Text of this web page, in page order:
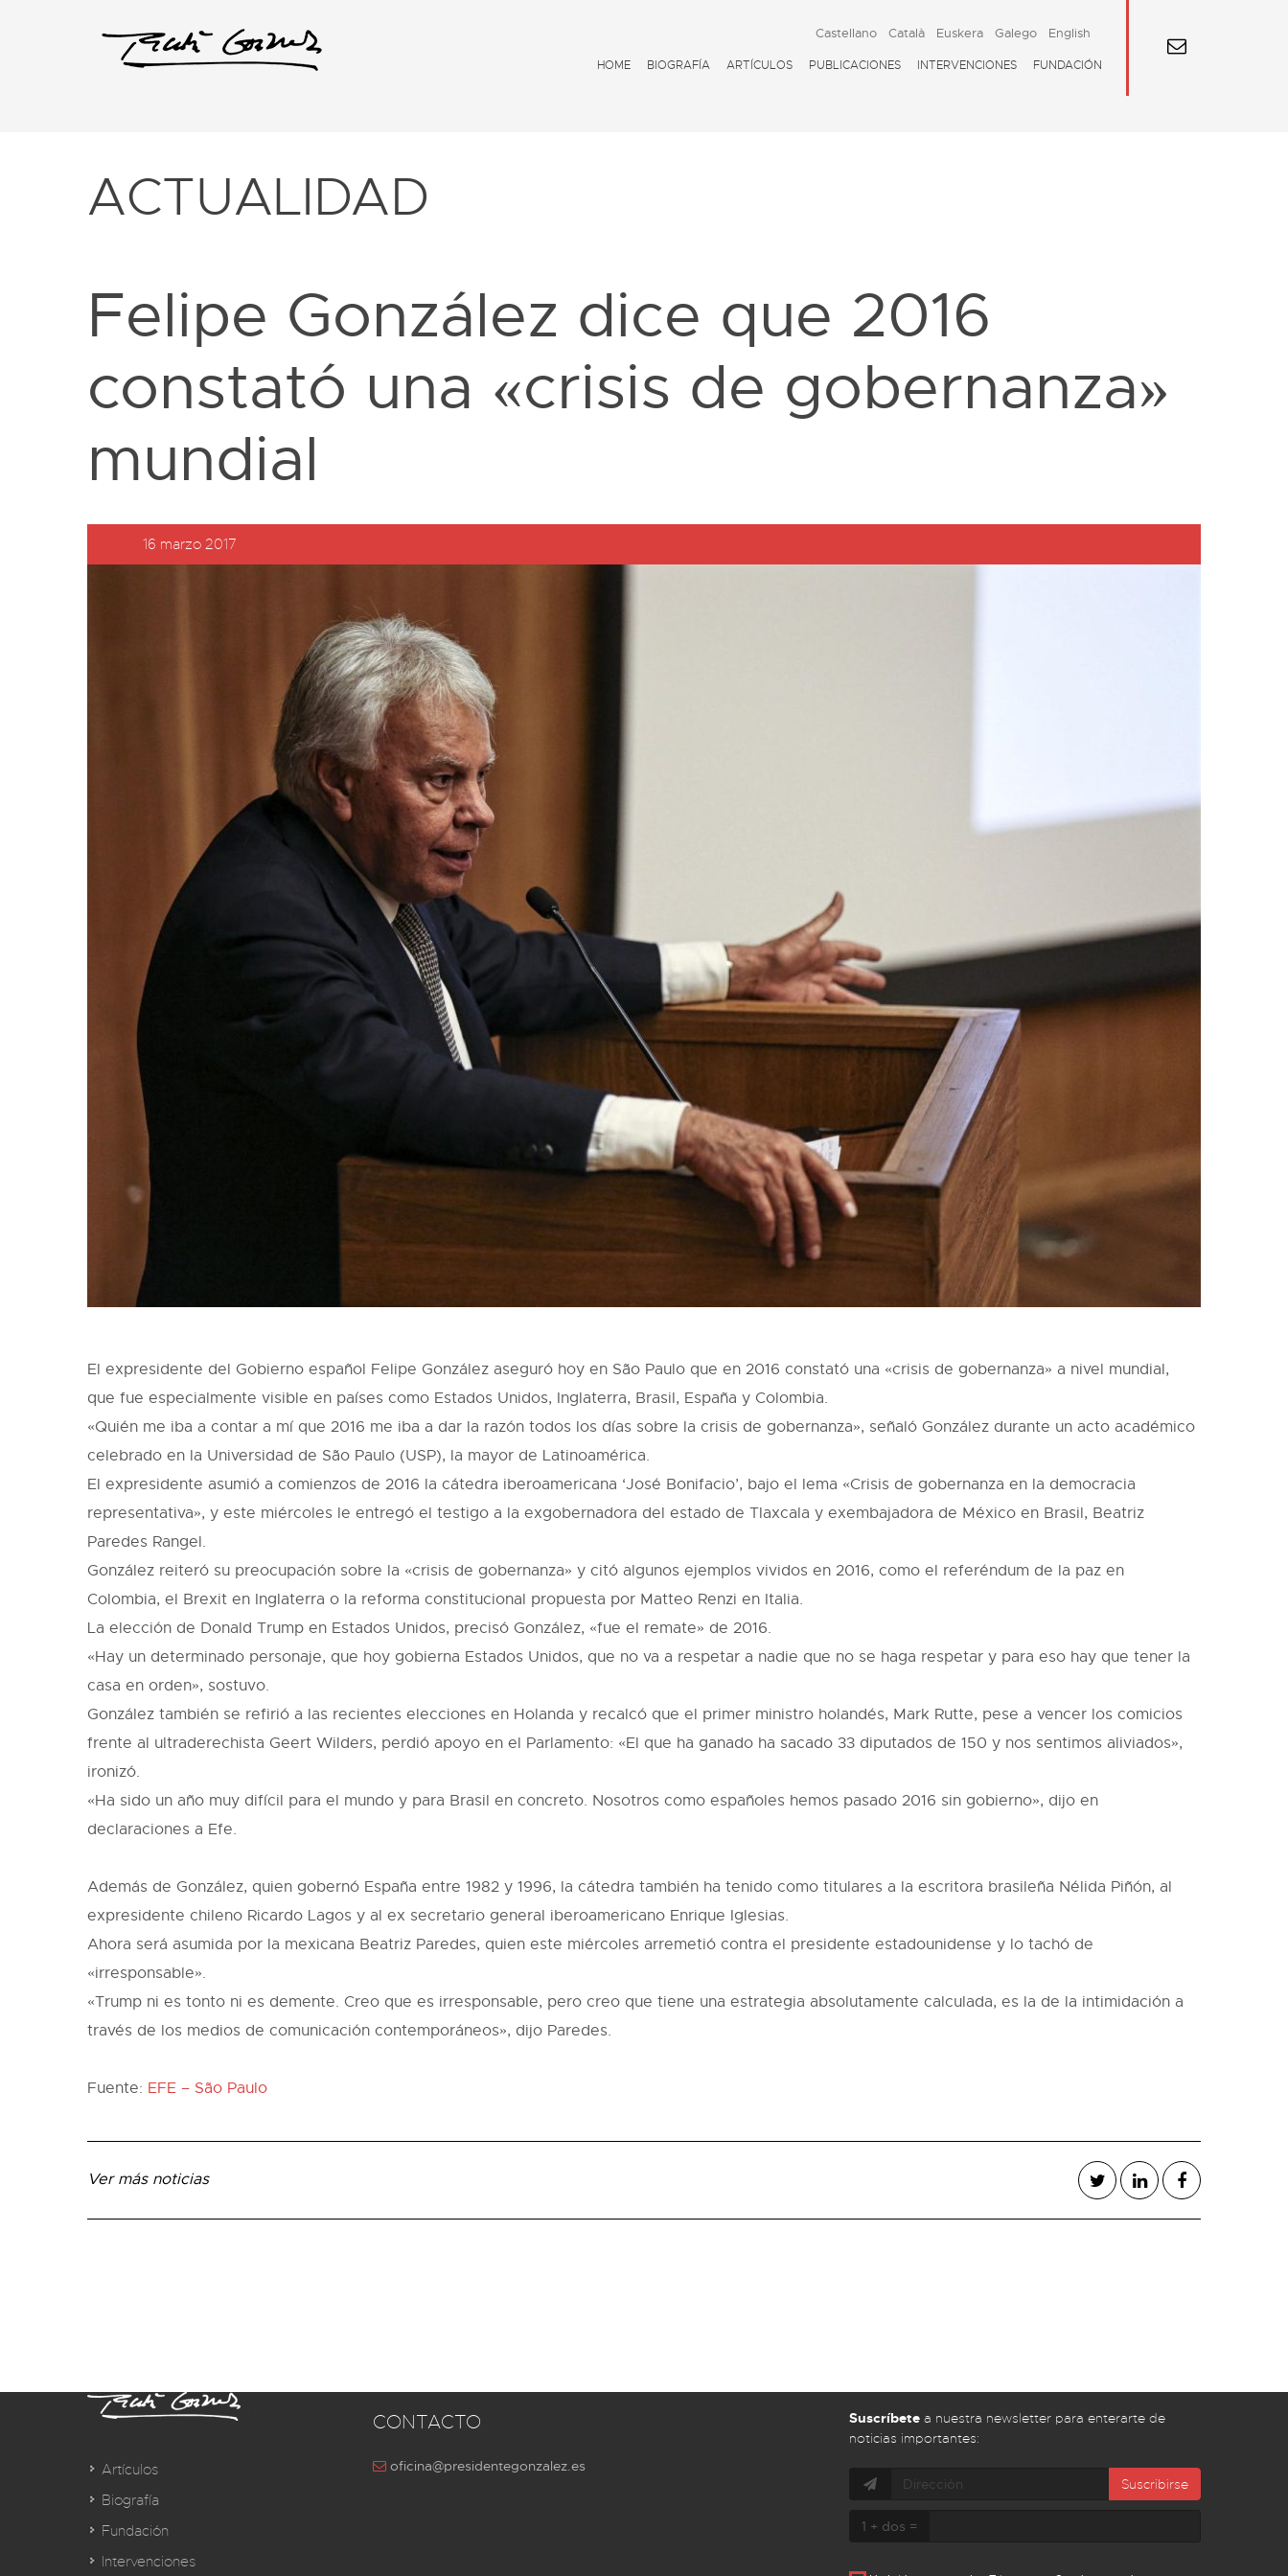
HOME BIOGRAFÍA ARTÍCULOS PUBLICACIONES INTERVENCIONES FUNDACIÓN
Castellano Català Euskera Galego English
ACTUALIDAD
Felipe González dice que 2016
constató una «crisis de gobernanza»
mundial
16 marzo 2017
El expresidente del Gobierno español Felipe González aseguró hoy en São Paulo que en 2016 constató una «crisis de gobernanza» a nivel mundial,
que fue especialmente visible en países como Estados Unidos, Inglaterra, Brasil, España y Colombia.
«Quién me iba a contar a mí que 2016 me iba a dar la razón todos los días sobre la crisis de gobernanza», señaló González durante un acto académico
celebrado en la Universidad de São Paulo (USP), la mayor de Latinoamérica.
El expresidente asumió a comienzos de 2016 la cátedra iberoamericana ‘José Bonifacio’, bajo el lema «Crisis de gobernanza en la democracia
representativa», y este miércoles le entregó el testigo a la exgobernadora del estado de Tlaxcala y exembajadora de México en Brasil, Beatriz
Paredes Rangel.
González reiteró su preocupación sobre la «crisis de gobernanza» y citó algunos ejemplos vividos en 2016, como el referéndum de la paz en
Colombia, el Brexit en Inglaterra o la reforma constitucional propuesta por Matteo Renzi en Italia.
La elección de Donald Trump en Estados Unidos, precisó González, «fue el remate» de 2016.
«Hay un determinado personaje, que hoy gobierna Estados Unidos, que no va a respetar a nadie que no se haga respetar y para eso hay que tener la
casa en orden», sostuvo.
González también se refirió a las recientes elecciones en Holanda y recalcó que el primer ministro holandés, Mark Rutte, pese a vencer los comicios
frente al ultraderechista Geert Wilders, perdió apoyo en el Parlamento: «El que ha ganado ha sacado 33 diputados de 150 y nos sentimos aliviados»,
ironizó.
«Ha sido un año muy difícil para el mundo y para Brasil en concreto. Nosotros como españoles hemos pasado 2016 sin gobierno», dijo en
declaraciones a Efe.
Además de González, quien gobernó España entre 1982 y 1996, la cátedra también ha tenido como titulares a la escritora brasileña Nélida Piñón, al
expresidente chileno Ricardo Lagos y al ex secretario general iberoamericano Enrique Iglesias.
Ahora será asumida por la mexicana Beatriz Paredes, quien este miércoles arremetió contra el presidente estadounidense y lo tachó de
«irresponsable».
«Trump ni es tonto ni es demente. Creo que es irresponsable, pero creo que tiene una estrategia absolutamente calculada, es la de la intimidación a
través de los medios de comunicación contemporáneos», dijo Paredes.
Fuente: EFE – São Paulo
Ver más noticias
Artículos
Biografía
Fundación
Intervenciones
CONTACTO
oficina@presidentegonzalez.es
Suscríbetea nuestra newsletter para enterarte de
noticias importantes:
Suscribirse
1 + dos =